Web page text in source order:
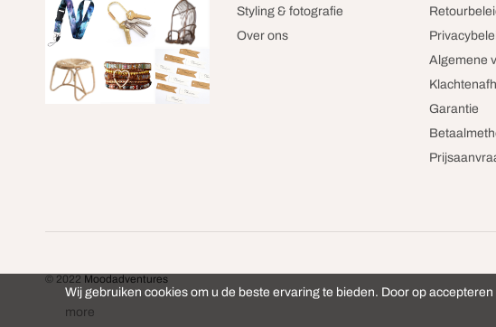
Styling & fotografie
Over ons
Algemene
Garantie
© 2022 Moodadventures
Wij gebruiken cookies om u de beste ervaring te bieden. Door op
more